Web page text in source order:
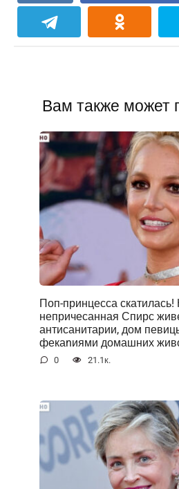
Вам также может
Поп-принцесса
непричесанная Спирс
антисанитарии, дом
фекаnиями домашних
0 21.1к.